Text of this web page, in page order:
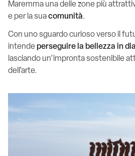
Maremma una delle zone più
e per la suacomunità.
Con uno sguardo curioso verso il
intendeperseguire la bellezza in
lasciando un’impronta sostenibile
dell’arte.